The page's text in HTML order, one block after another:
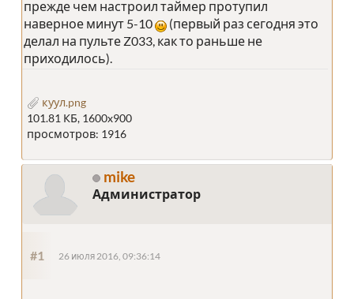
прежде чем настроил таймер протупил
наверное минут 5-10
(первый раз сегодня это
делал на пульте Z033, как то раньше не
приходилось).
куул.png
101.81 КБ, 1600x900
просмотров: 1916
mike
Администратор
#1 26 июля 2016, 09:36:14